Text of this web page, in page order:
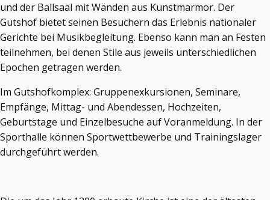
und der Ballsaal mit Wänden aus Kunstmarmor. Der
Gutshof bietet seinen Besuchern das Erlebnis nationaler
Gerichte bei Musikbegleitung. Ebenso kann man an Festen
teilnehmen, bei denen Stile aus jeweils unterschiedlichen
Epochen getragen werden.
Im Gutshofkomplex: Gruppenexkursionen, Seminare,
Empfänge, Mittag- und Abendessen, Hochzeiten,
Geburtstage und Einzelbesuche auf Voranmeldung. In der
Sporthalle können Sportwettbewerbe und Trainingslager
durchgeführt werden.